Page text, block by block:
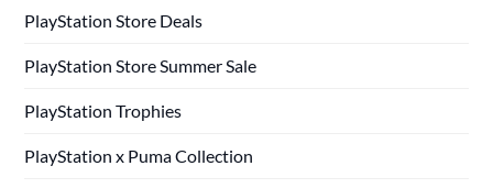
PlayStation Store Deals
PlayStation Store Summer Sale
PlayStation Trophies
PlayStation x Puma Collection